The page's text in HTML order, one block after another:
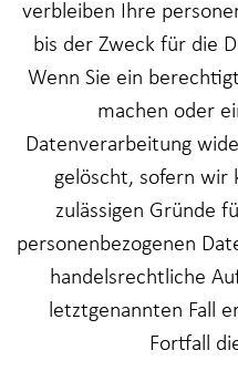
verbleiben Ihre
bis der Zweck für die
Wenn Sie ein
machen oder
Datenverarbeitung
gelöscht, sofern wir
zulässigen Gründe
personenbezogenen
handelsrechtliche
letztgenannten Fall
Fortfall